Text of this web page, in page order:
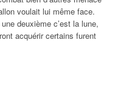
voulait lui même face.
deuxième c’est la lune,
acquérir certains furent